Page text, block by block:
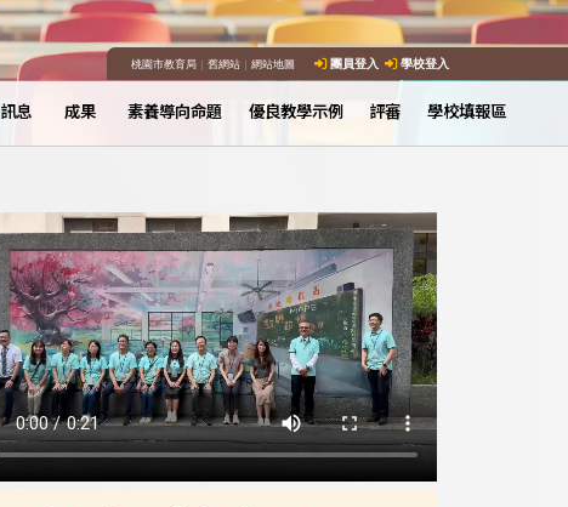
桃園市教育局｜ 舊網站｜ 網站地圖 團員登入 學校登入
訊息 成果 素養導向命題 優良教學示例 評審 學校填報區